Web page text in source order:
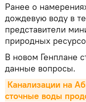
Ранее о
дождевую воду в
представители
природных
В новом Генплане
данные вопросы.
Канализации на
сточные воды